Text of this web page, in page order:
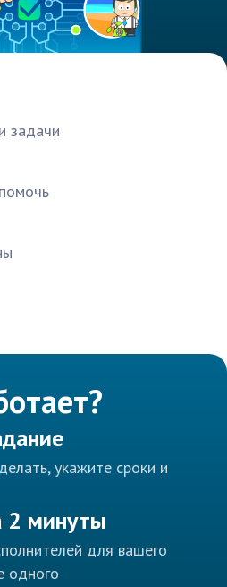
задачи
укажите сроки и
2 минуты
для вашего
одного